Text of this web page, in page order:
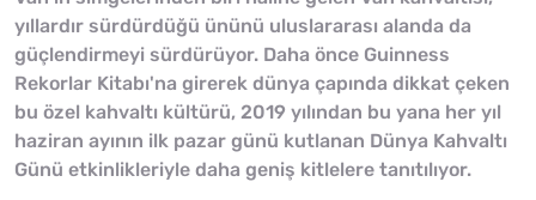
yıllardır sürdürdüğü ününü uluslararası alanda da
güçlendirmeyi sürdürüyor. Daha önce Guinness
Rekorlar Kitabı'na girerek dünya çapında dikkat çeken
bu özel kahvaltı kültürü, 2019 yılından bu yana her yıl
haziran ayının ilk pazar günü kutlanan Dünya Kahvaltı
Günü etkinlikleriyle daha geniş kitlelere tanıtılıyor.